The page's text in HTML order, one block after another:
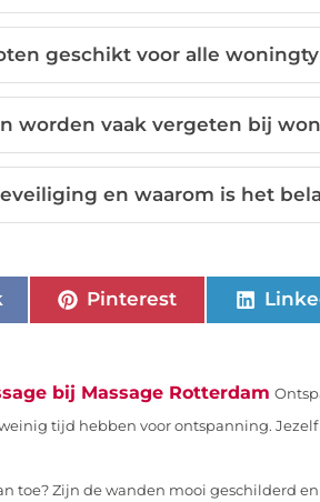
geschikt voor alle
worden vaak vergeten bij
en waarom is het
Pinterest
bij Massage Rotterdam
tijd hebben voor ontspanning.
toe? Zijn de wanden mooi geschilderd